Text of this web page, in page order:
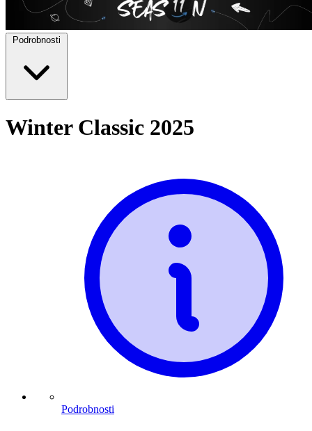
Podrobnosti
Winter Classic 2025
Podrobnosti